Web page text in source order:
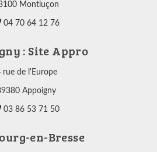
Montluçon
04 70 64 12 76
: Site Appro
rue de l'Europe
Appoigny
03 86 53 71 50
en-Bresse